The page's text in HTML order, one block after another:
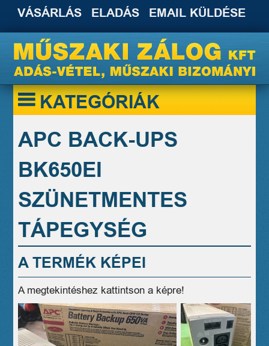
VÁSÁRLÁS ELADÁS EMAIL KÜLDÉSE
KATEGÓRIÁK
APC BACK-UPS
BK650EI
SZÜNETMENTES
TÁPEGYSÉG
A TERMÉK KÉPEI
A megtekintéshez kattintson a képre!